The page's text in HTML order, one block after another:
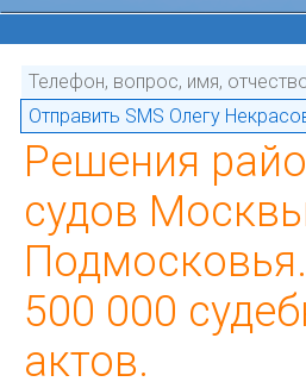
Решения
судов
500 000
актов.